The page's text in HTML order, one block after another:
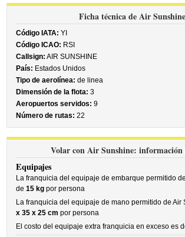
Ficha técnica de Air Sunshine
Código IATA: YI
Código ICAO: RSI
Callsign: AIR SUNSHINE
País: Estados Unidos
Tipo de aerolínea: de linea
Dimensión de la flota: 3
Aeropuertos servidos: 9
Número de rutas: 22
Volar con Air Sunshine: información
Equipajes
La franquicia del equipaje de embarque permitido
de15 kg por persona
La franquicia del equipaje de mano permitido de
x 35 x 25 cm por persona
El costo del equipaje extra franquicia en exceso es